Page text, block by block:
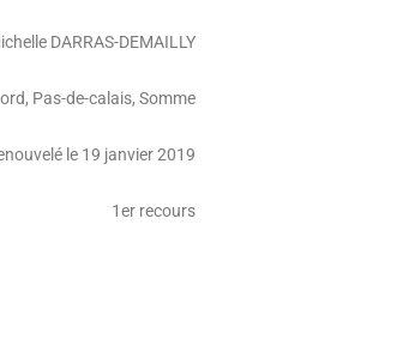
DARRAS-DEMAILLY
Pas-de-calais, Somme
le 19 janvier 2019
1er recours